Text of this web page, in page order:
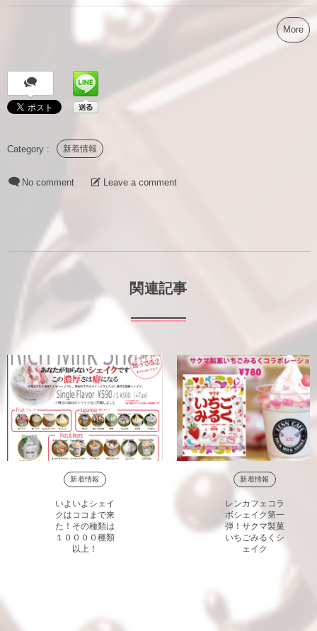
More
新着情報
No comment Leave a comment
関連記事
新着情報
いよいよシェイ
クはココまで来
た！その種類は
１００００種類
以上！
新着情報
レンカフェコラ
ボシェイク第一
弾！サクマ製菓
いちごみるくシ
ェイク